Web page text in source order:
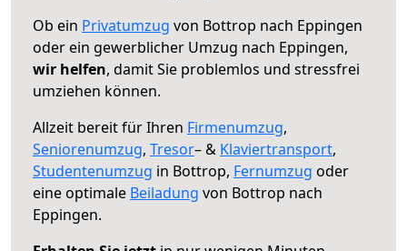
Ob ein Privatumzug von Bottrop nach Eppingen
oder ein gewerblicher Umzug nach Eppingen,
wir helfen, damit Sie problemlos und stressfrei
umziehen können.
Allzeit bereit für Ihren Firmenumzug,
Seniorenumzug, Tresor– & Klaviertransport,
Studentenumzug in Bottrop, Fernumzug oder
eine optimale Beiladung von Bottrop nach
Eppingen.